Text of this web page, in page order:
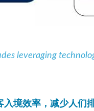
leveraging
境效率，减少人们